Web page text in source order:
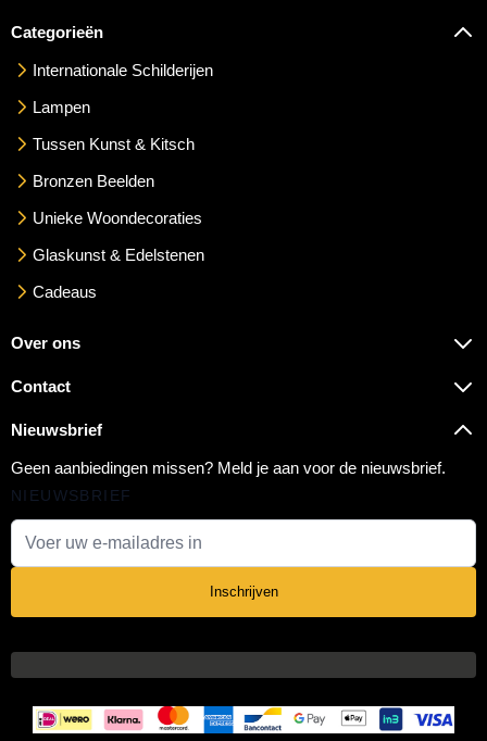
Categorieën
Internationale Schilderijen
Lampen
Tussen Kunst & Kitsch
Bronzen Beelden
Unieke Woondecoraties
Glaskunst & Edelstenen
Cadeaus
Over ons
Contact
Nieuwsbrief
Geen aanbiedingen missen? Meld je aan voor de nieuwsbrief.
NIEUWSBRIEF
Inschrijven